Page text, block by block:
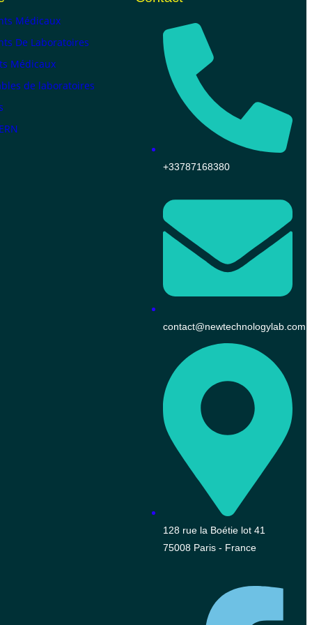
Médicaux
De Laboratoires
Médicaux
de laboratoires
+33787168380
contact@newtechnologylab.com
128 rue la Boétie lot 41
75008 Paris - France